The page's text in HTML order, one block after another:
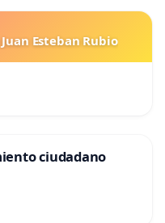
Esteban Rubio
ciudadano